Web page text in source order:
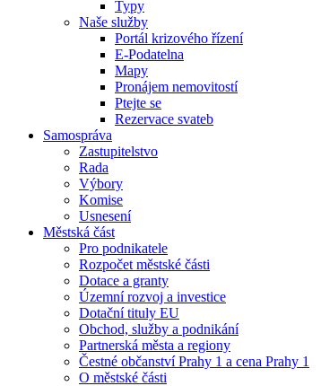
Typy
Naše služby
Portál krizového řízení
E-Podatelna
Mapy
Pronájem nemovitostí
Ptejte se
Rezervace svateb
Samospráva
Zastupitelstvo
Rada
Výbory
Komise
Usnesení
Městská část
Pro podnikatele
Rozpočet městské části
Dotace a granty
Územní rozvoj a investice
Dotační tituly EU
Obchod, služby a podnikání
Partnerská města a regiony
Čestné občanství Prahy 1 a cena Prahy 1
O městské části